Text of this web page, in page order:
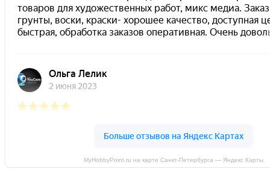
MyHobbyPoint.ru на карте Санкт‑Петербурга — Яндекс Карты